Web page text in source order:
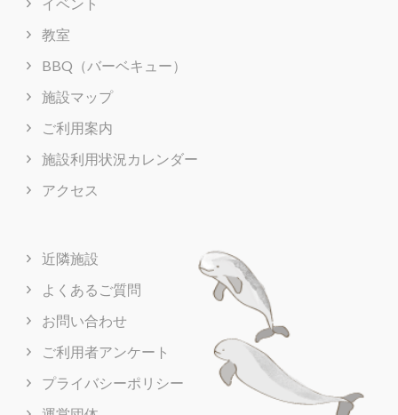
教室
BBQ（バーベキュー）
施設マップ
ご利用案内
施設利用状況カレンダー
アクセス
近隣施設
よくあるご質問
お問い合わせ
ご利用者アンケート
プライバシーポリシー